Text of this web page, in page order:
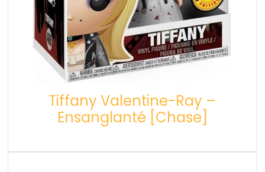
Tiffany Valentine-Ray –
Ensanglanté [Chase]